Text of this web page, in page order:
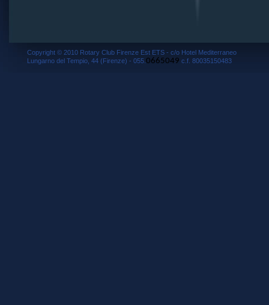
Copyright © 2010 Rotary Club Firenze Est ETS - c/o Hotel Mediterraneo
Lungarno del Tempio, 44 (Firenze) - 055. 0665049 c.f. 80035150483